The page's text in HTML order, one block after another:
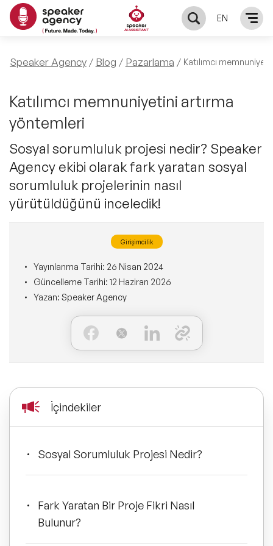
EN
KONUŞMACILAR
Yerel Konuşmacılar
Global Konuşmacılar
Exclusive Konuşmacılar
Tüm Konuşmacılar
KONULAR
Öne Çıkan Konular
Exclusive Konuşmacılarımız
Ünlü Konuşmacılar
İlham Veren Konuşmacılar
İlham Veren Kadın Konuşmacılar
Kişisel Dönüşüm Konuşmacıları
Sürdürülebilirlik Konuşmacıları
Dijital Dönüşüm Konuşmacıları
Mizah Konuşmacıları
ÇÖZÜMLER
Keynote & Konuşma
Master Class Workshop
Akış Sunumu & Moderasyon
Deneyim Odaklı Çözümler
Konuşmacı Özel Çözümleri
Tüm Çözümler
INFLUENCER
HAKKIMIZDA
Ne Sunarız?
Ne Yaparız?
Kim İçin Yaparız?
Ekibimiz
Referanslarımız
İLETİŞİM
Speaker Agency Blog Pazarlama Katılımcı
Katılımcı memnuniyetini artırma
yöntemleri
Sosyal sorumluluk projesi nedir? Speaker
Agency ekibi olarak fark yaratan sosyal
sorumluluk projelerinin nasıl
yürütüldüğünü inceledik!
Girişimcilik
Yayınlanma Tarihi: 26 Nisan 2024
Güncelleme Tarihi: 12 Haziran 2026
Yazan: Speaker Agency
İçindekiler
Sosyal Sorumluluk Projesi Nedir?
Fark Yaratan Bir Proje Fikri Nasıl
Bulunur?